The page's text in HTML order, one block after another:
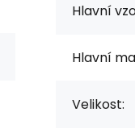
Hlavní
Hlavní
Velikost: